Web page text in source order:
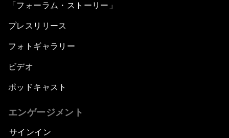
「フォーラム・ストーリー」
プレスリリース
フォトギャラリー
ビデオ
ポッドキャスト
エンゲージメント
サインイン